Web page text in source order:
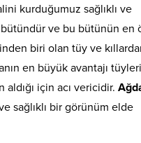
kurduğumuz sağlıklı ve
ve bu bütünün en
biri olan tüy ve
en büyük avantajı
için acı vericidir.
sağlıklı bir görünüm elde